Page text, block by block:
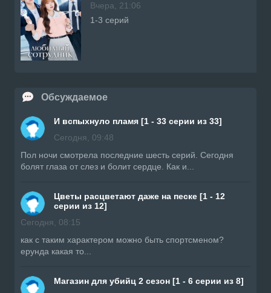
Вчера, 21:06
1-3 серий
Обсуждаемое
И вспыхнуло пламя [1 - 33 серии из 33]
Сегодня, 09:48
Пол ночи смотрела последние шесть серий. Сегодня
болят глаза от слез и болит сердце. Как и...
Цветы расцветают даже на песке [1 - 12
серии из 12]
Сегодня, 08:15
как с таким характером можно быть спортсменом?
ерунда какая то...
Магазин для убийц 2 сезон [1 - 6 серии из 8]